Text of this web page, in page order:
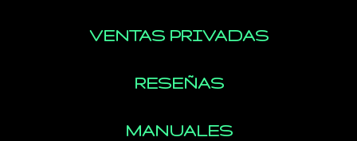
VENTAS PRIVADAS
RESEÑAS
MANUALES